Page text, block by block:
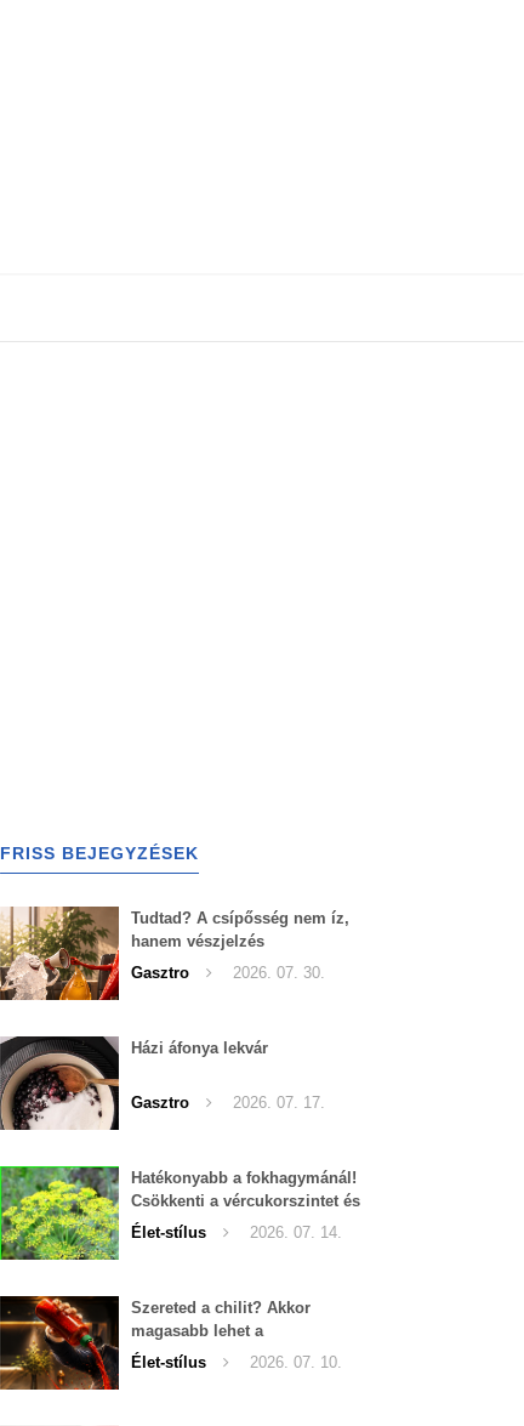
FRISS BEJEGYZÉSEK
Tudtad? A csípősség nem íz,
hanem vészjelzés
Gasztro
2026. 07. 30.
Házi áfonya lekvár
Gasztro 2026. 07. 17.
Hatékonyabb a fokhagymánál!
Csökkenti a vércukorszintet és
a magas vérnyomást is!
Élet-stílus 2026. 07. 14.
Szereted a chilit? Akkor
magasabb lehet a
tesztoszteron-szinted
Élet-stílus 2026. 07. 10.